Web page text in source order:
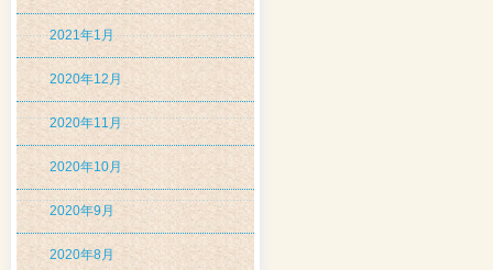
2021年1月
2020年12月
2020年11月
2020年10月
2020年9月
2020年8月